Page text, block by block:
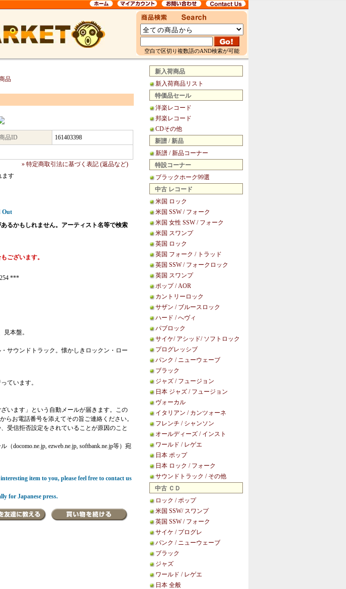
空白で区切り複数語のAND検索が可能
新入荷商品
新入荷商品リスト
特価品セール
洋楽レコード
邦楽レコード
CDその他
新譜 / 新品
新譜 / 新品コーナー
特設コーナー
ブラックホーク99選
中古 レコード
米国 ロック
米国 SSW / フォーク
米国 女性 SSW / フォーク
米国 スワンプ
英国 ロック
英国 フォーク / トラッド
英国 SSW / フォークロック
英国 スワンプ
ポップ / AOR
カントリーロック
サザン / ブルースロック
ハード / へヴィ
パブロック
サイケ/ アシッド/ ソフトロック
プログレッシブ
パンク / ニューウェーブ
ブラック
ジャズ / フュージョン
日本 ジャズ / フュージョン
ヴォーカル
イタリアン / カンツォーネ
フレンチ / シャンソン
オールディーズ / インスト
ワールド / レゲエ
日本 ポップ
日本 ロック / フォーク
サウンドトラック / その他
中古 ＣＤ
ロック / ポップ
米国 SSW/ スワンプ
英国 SSW / フォーク
サイケ / プログレ
パンク / ニューウェーブ
ブラック
ジャズ
ワールド / レゲエ
日本 全般
品
品ID 161403398
» 特定商取引法に基づく表記 (返品など)
ます
Out
るかもしれません。アーティスト名等で検索
ございます。
***
本盤。
サウンドトラック。懐かしきロックン・ロー
ています。
います」という自動メールが届きます。この
からお電話番号を添えてその旨ご連絡ください。
受信拒否設定をされていることが原因のこと
docomo.ne.jp, ezweb.ne.jp, softbank.ne.jp等）宛
item to you, please feel free to contact us
for Japanese press.